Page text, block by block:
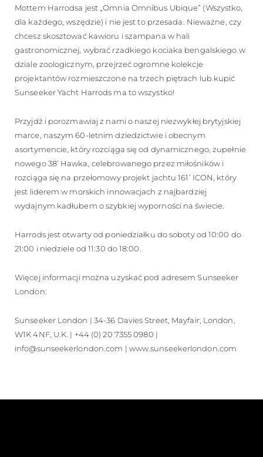
Mottem Harrodsa jest „Omnia Omnibus Ubique” (Wszystko,
dla każdego, wszędzie) i nie jest to przesada. Nieważne, czy
chcesz skosztować kawioru i szampana w hali
gastronomicznej, wybrać rzadkiego kociaka bengalskiego w
dziale zoologicznym, przejrzeć ogromne kolekcje
projektantów rozmieszczone na trzech piętrach lub kupić
Sunseeker Yacht Harrods ma to wszystko!
Przyjdź i porozmawiaj z nami o naszej niezwykłej brytyjskiej
marce, naszym 60-letnim dziedzictwie i obecnym
asortymencie, który rozciąga się od dynamicznego, zupełnie
nowego 38’ Hawka, celebrowanego przez miłośników i
rozciąga się na przełomowy projekt jachtu 161’ ICON, który
jest liderem w morskich innowacjach z najbardziej
wydajnym kadłubem o szybkiej wyporności na świecie.
Harrods jest otwarty od poniedziałku do soboty od 10:00 do
21:00 i niedziele od 11:30 do 18:00.
Więcej informacji można uzyskać pod adresem Sunseeker
London:
Sunseeker London | 34-36 Davies Street, Mayfair, London,
W1K 4NF, U.K. | +44 (0) 20 7355 0980 |
info@sunseekerlondon.com | www.sunseekerlondon.com